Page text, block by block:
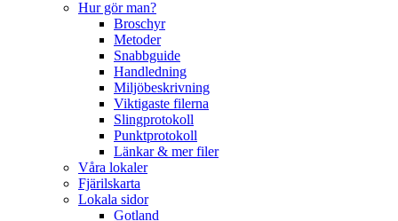
Hur gör man?
Broschyr
Metoder
Snabbguide
Handledning
Miljöbeskrivning
Viktigaste filerna
Slingprotokoll
Punktprotokoll
Länkar & mer filer
Våra lokaler
Fjärilskarta
Lokala sidor
Gotland